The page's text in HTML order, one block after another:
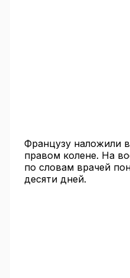
Французу наложили
правом колене. На
по словам врачей
десяти дней.